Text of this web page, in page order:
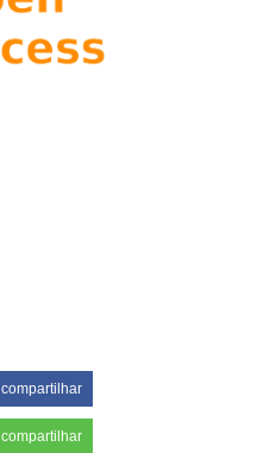
compartilhar
compartilhar